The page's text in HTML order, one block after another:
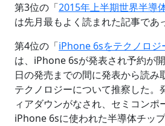
第3位の「2015年上半期世界半導
は先月最もよく読まれた記事であ
第4位の「iPhone 6sをテクノロジ
は、iPhone 6sが発表され予約が
日の発売までの間に発表から読み
テクノロジーについて推察した。
ィアダウンがなされ、セミコンポ
iPhone 6sに使われた半導体チッ